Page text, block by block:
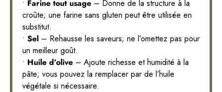
• Farine tout usage – Donne de la structure à la
croûte; une farine sans gluten peut être utilisée en
substitut.
• Sel – Rehausse les saveurs; ne l’omettez pas pour
un meilleur goût.
• Huile d’olive – Ajoute richesse et humidité à la
pâte; vous pouvez la remplacer par de l’huile
végétale si nécessaire.